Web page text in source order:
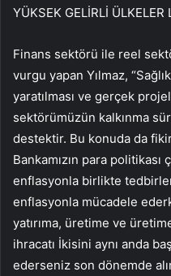
YÜKSEK GELİRLİ ÜLKELER
Finans sektörü ile reel
vurgu yapan Yılmaz,
yaratılması ve gerçek
sektörümüzün kalkınma
destektir. Bu konuda da
Bankamızın para politikası
enflasyonla birlikte
enflasyonla mücadele
yatırıma, üretime ve
ihracatı İkisini aynı anda
ederseniz son dönemde